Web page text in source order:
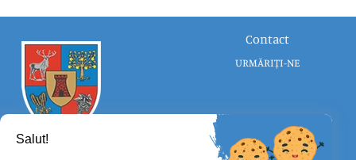
Contact
URMĂRIȚI-NE
Salut!